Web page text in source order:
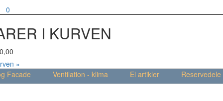
0
I KURVEN
0,00
»
Facade Ventilation - klima El artikler
Reservedele